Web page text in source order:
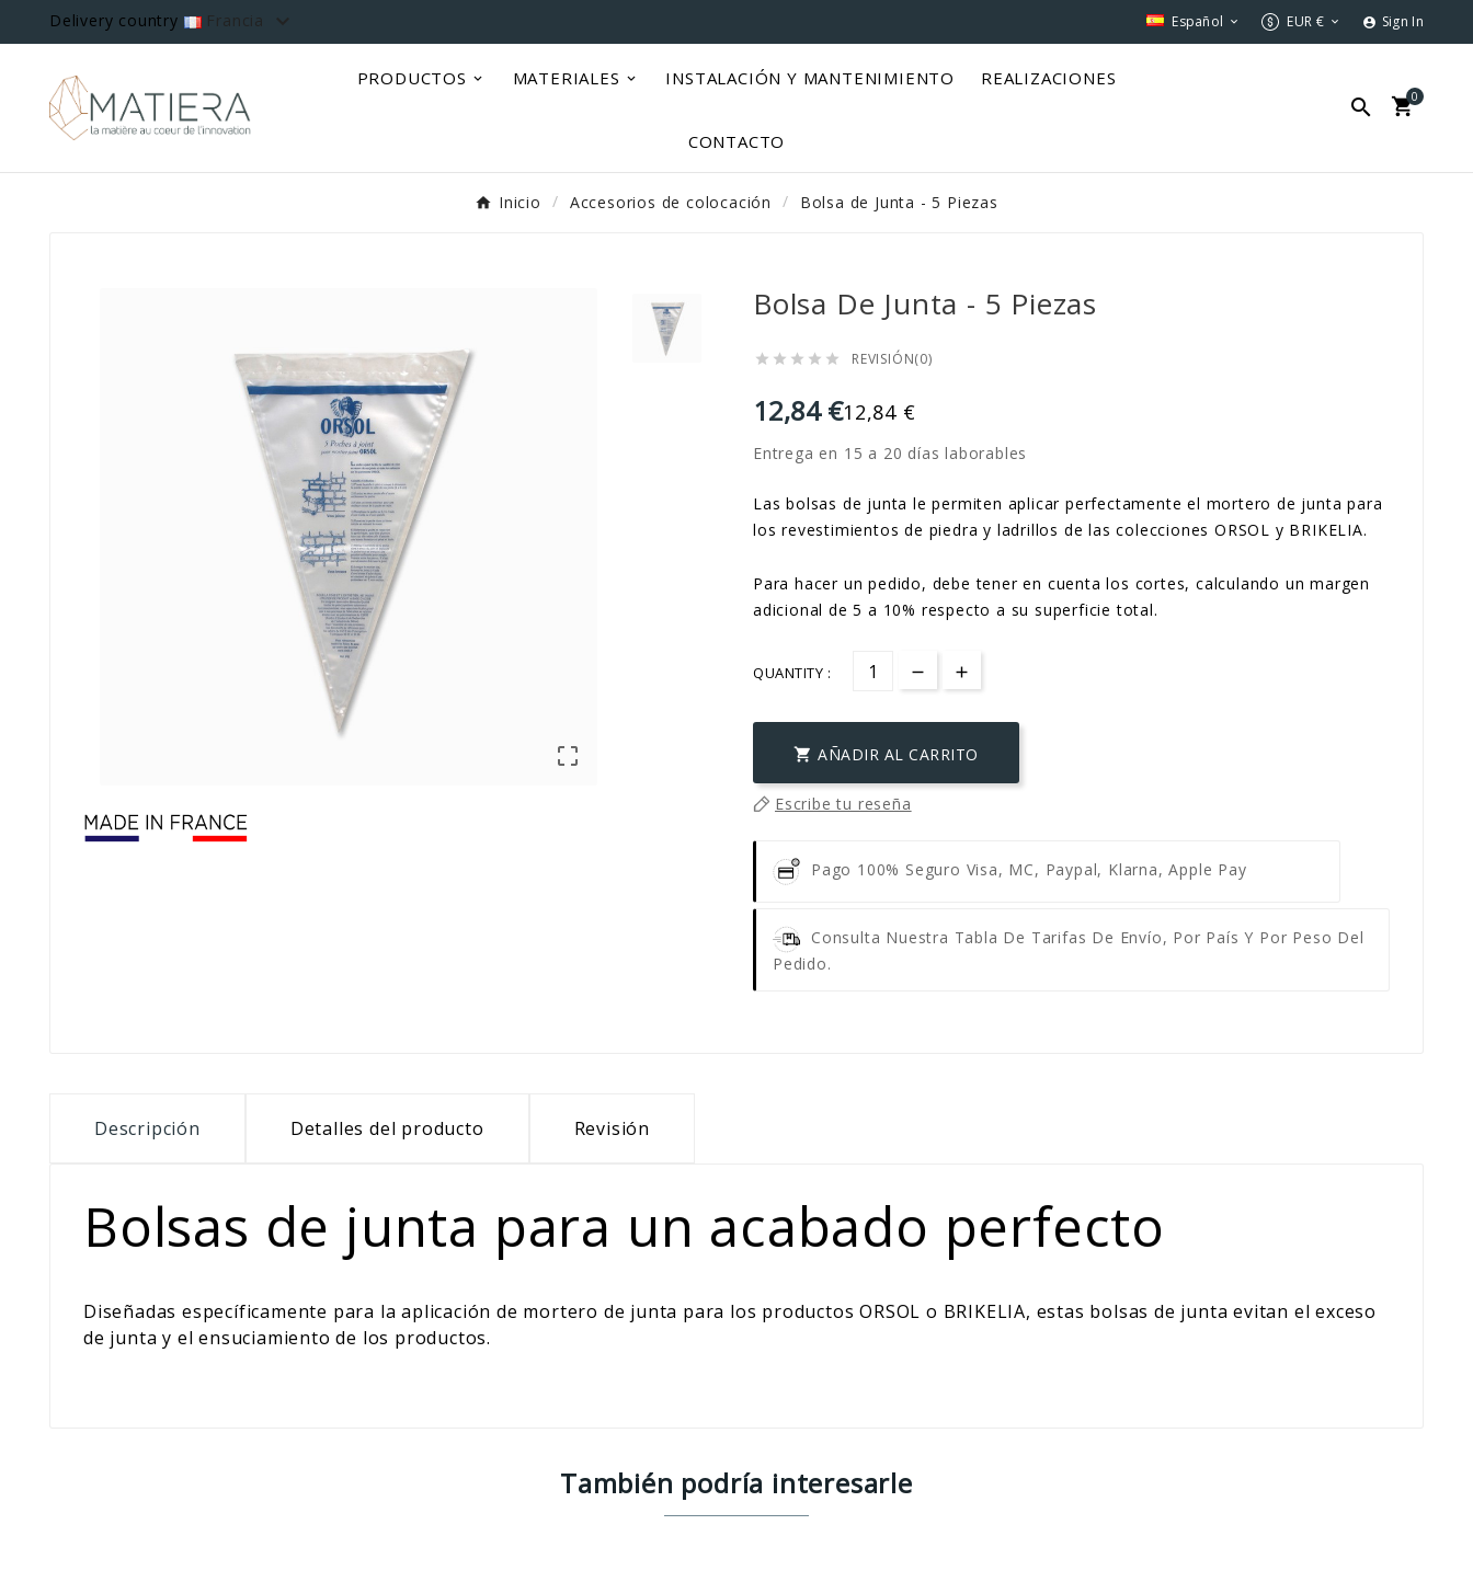
Delivery country Francia  Español  EUR €   Sign In
PRODUCTOS MATERIALES INSTALACIÓN Y MANTENIMIENTO REALIZACIONES
CONTACTO
 0
Inicio Accesorios de colocación Bolsa de Junta - 5 Piezas

Bolsa De Junta - 5 Piezas
     REVISIÓN(0)
12,84 €12,84 €
Entrega en 15 a 20 días laborables
Las bolsas de junta le permiten aplicar perfectamente el mortero de junta para
los revestimientos de piedra y ladrillos de las colecciones ORSOL y BRIKELIA.
Para hacer un pedido, debe tener en cuenta los cortes, calculando un margen
adicional de 5 a 10% respecto a su superficie total.
QUANTITY :
 AÑADIR AL CARRITO
Escribe tu reseña
Pago 100% Seguro Visa, MC, Paypal, Klarna, Apple Pay
Consulta Nuestra Tabla De Tarifas De Envío, Por País Y Por Peso Del
Pedido.
Descripción Detalles del producto Revisión
Bolsas de junta para un acabado perfecto
Diseñadas específicamente para la aplicación de mortero de junta para los productos ORSOL o BRIKELIA, estas bolsas de junta evitan el exceso
de junta y el ensuciamiento de los productos.
También podría interesarle